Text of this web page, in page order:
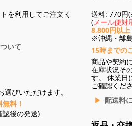
を利用してご注文く
いて
びいただけます。
料！
後の発送)
送料: 770円
(メール便対
8,800円以
※沖縄・離
15時までの
商品や契約
在庫状況そ
す。 休業日
ご確認くださ
配送料